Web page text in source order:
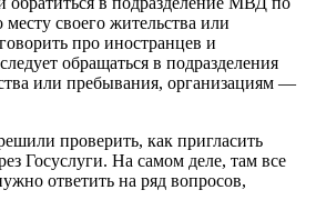
своего жительства или
про иностранцев и
обращаться в подразделения
или пребывания, организациям ―
проверить, как пригласить
Госуслуги. На самом деле, там все
ответить на ряд вопросов,